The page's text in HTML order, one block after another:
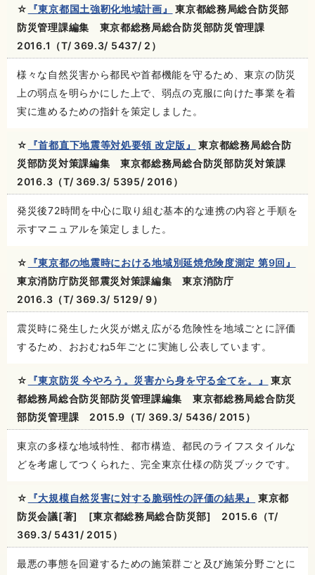
☆ 『東京都国土強靭化地域計画』
東京都総務局総合防災部
防災管理課編集 東京都総務局総合防災部防災管理課
2016.1（T/ 369.3/ 5437/ 2）
様々な自然災害から都民や首都機能を守るため、東京の防災
上の弱点を明らかにした上で、弱点の克服に向けた事業を着
実に進めるための指針を策定しました。
☆ 『首都直下地震等対処要領 改定版』
東京都総務局総合防
災部防災対策課編集 東京都総務局総合防災部防災対策課
2016.3（T/ 369.3/ 5395/ 2016）
発災後72時間を中心に取り組む基本的な連携の内容と手順を
示すマニュアルを策定しました。
☆
『東京都の地震時における地域別延焼危険度測定 第9回』
東京消防庁防災部震災対策課編集 東京消防庁
2016.3（T/ 369.3/ 5129/ 9）
震災時に発生した火災が燃え広がる危険性を地域ごとに評価
するため、おおむね5年ごとに実施し公表しています。
☆ 『東京防災 今やろう。災害から身を守る全てを。』
東京
都総務局総合防災部防災管理課編集 東京都総務局総合防災
部防災管理課 2015.9（T/ 369.3/ 5436/ 2015）
東京の多様な地域特性、都市構造、都民のライフスタイルな
どを考慮してつくられた、完全東京仕様の防災ブックです。
☆ 『大規模自然災害に対する脆弱性の評価の結果』
東京都
防災会議[著] [東京都総務局総合防災部] 2015.6（T/
369.3/ 5431/ 2015）
最悪の事態を回避するための施策群ごと及び施策分野ごとに